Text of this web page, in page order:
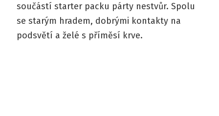
součástí starter packu párty nestvůr. Spolu
se starým hradem, dobrými kontakty na
podsvětí a želé s příměsí krve.